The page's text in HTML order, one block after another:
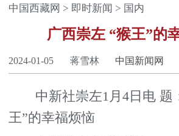
中国西藏网 > 即时新闻 > 国内
广西崇左 “猴王”的
2024-01-05 蒋雪林 中国新闻网
中新社崇左1月4日电 题
王”的幸福烦恼